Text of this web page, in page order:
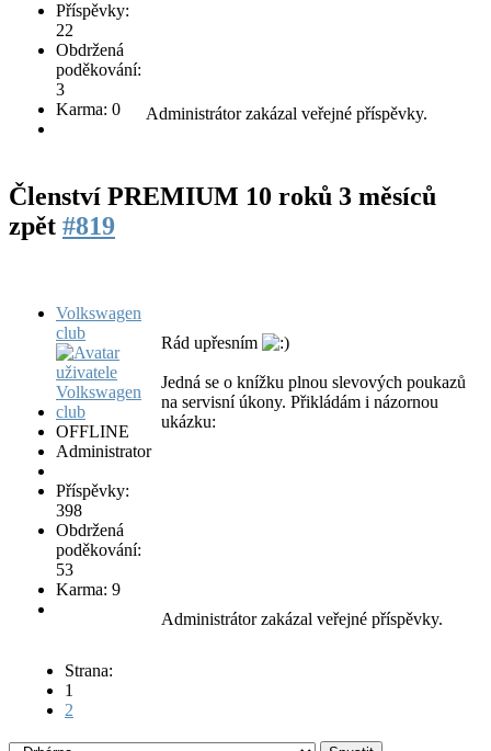
Příspěvky:
22
Obdržená
poděkování:
3
Karma: 0
Administrátor zakázal veřejné příspěvky.
Členství PREMIUM 10 roků 3 měsíců
zpět #819
Volkswagen
club
OFFLINE
Administrator
Příspěvky:
398
Obdržená
poděkování:
53
Karma: 9
Rád upřesním
Jedná se o knížku plnou slevových poukazů
na servisní úkony. Přikládám i názornou
ukázku:
Administrátor zakázal veřejné příspěvky.
Strana:
1
2